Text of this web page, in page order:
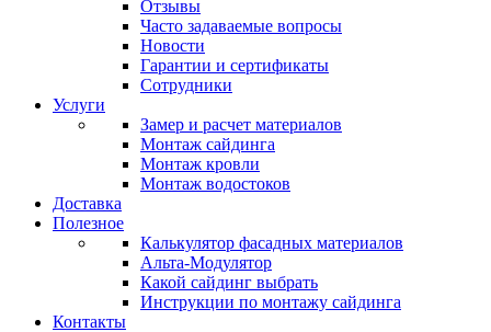
Отзывы
Часто задаваемые вопросы
Новости
Гарантии и сертификаты
Сотрудники
Услуги
Замер и расчет материалов
Монтаж сайдинга
Монтаж кровли
Монтаж водостоков
Доставка
Полезное
Калькулятор фасадных материалов
Альта-Модулятор
Какой сайдинг выбрать
Инструкции по монтажу сайдинга
Контакты